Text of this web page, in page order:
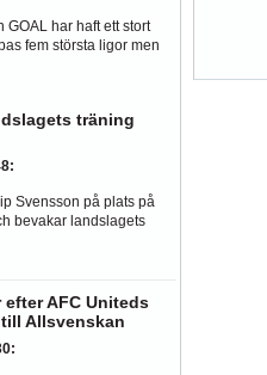
GOAL har haft ett stort
fem största ligor men
träning
:
Svensson på plats på
bevakar landslagets
efter AFC Uniteds
Allsvenskan
: